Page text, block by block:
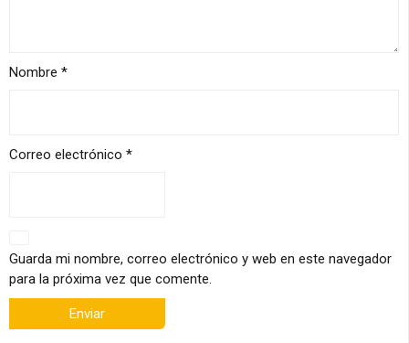
Nombre *
Correo electrónico *
Guarda mi nombre, correo electrónico y web en este navegador
para la próxima vez que comente.